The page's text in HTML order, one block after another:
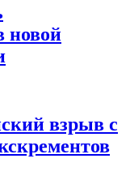
новой
взрыв с